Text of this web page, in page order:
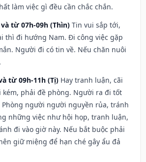
làm việc gì đều cần chắc chắn.
từ 07h-09h (Thìn) Tin vui sắp tới,
thì đi hướng Nam. Đi công việc gặp
Người đi có tin về. Nếu chăn nuôi
từ 09h-11h (Tị) Hay tranh luận, cãi
kém, phải đề phòng. Người ra đi tốt
người người nguyền rủa, tránh
những việc như hội họp, tranh luận,
đi vào giờ này. Nếu bắt buộc phải
giữ miệng để hạn ché gây ẩu đả